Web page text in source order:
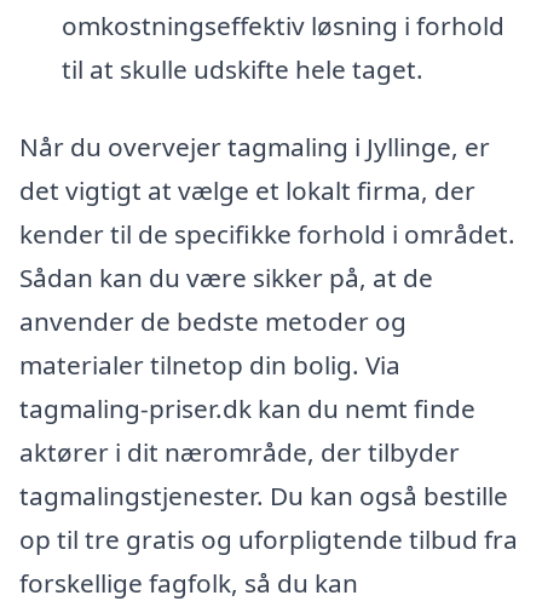
omkostningseffektiv løsning i forhold
til at skulle udskifte hele taget.
Når du overvejer tagmaling i Jyllinge, er
det vigtigt at vælge et lokalt firma, der
kender til de specifikke forhold i området.
Sådan kan du være sikker på, at de
anvender de bedste metoder og
materialer tilnetop din bolig. Via
tagmaling-priser.dk kan du nemt finde
aktører i dit nærområde, der tilbyder
tagmalingstjenester. Du kan også bestille
op til tre gratis og uforpligtende tilbud fra
forskellige fagfolk, så du kan